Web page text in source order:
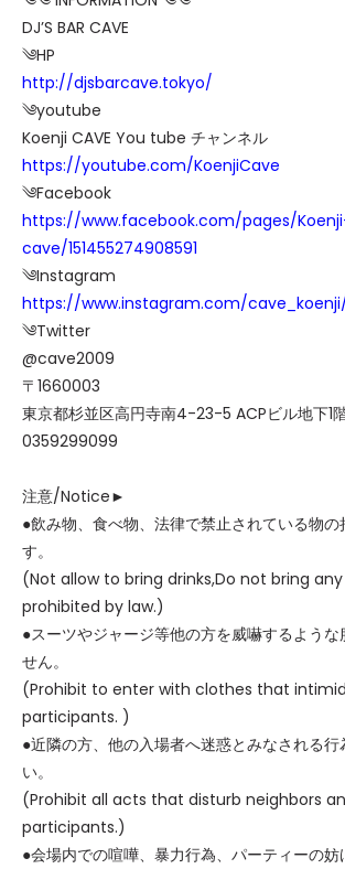
DJ’S BAR CAVE
༄HP
http://djsbarcave.tokyo/
༄youtube
Koenji CAVE You tube チャンネル
https://youtube.com/KoenjiCave
༄Facebook
https://www.facebook.com/pages/
cave/151455274908591
༄Instagram
https://www.instagram.com/
༄Twitter
@cave2009
〒1660003
東京都杉並区高円寺南4-23-5 ACPビル地下1
0359299099
注意/Notice►
●飲み物、食べ物、法律で禁止されている物の
す。
(Not allow to bring drinks,Do not bring
prohibited by law.)
●スーツやジャージ等他の方を威嚇するような
せん。
(Prohibit to enter with clothes that
participants. )
●近隣の方、他の入場者へ迷惑とみなされる行
い。
(Prohibit all acts that disturb neighbors
participants.)
●会場内での喧嘩、暴力行為、パーティーの